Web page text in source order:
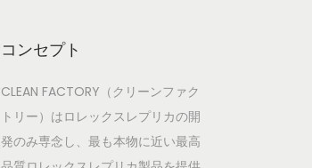
コンセプト
CLEAN FACTORY（クリーンファク
トリー）はロレックスレプリカの開
発のみ専念し、最も本物に近い最高